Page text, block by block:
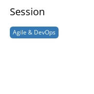
Session
Agile & DevOps